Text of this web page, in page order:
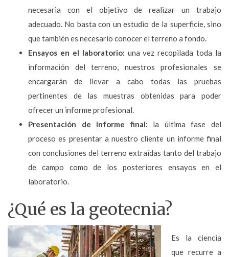
necesaria con el objetivo de realizar un trabajo
adecuado. No basta con un estudio de la superficie, sino
que también es necesario conocer el terreno a fondo.
Ensayos en el laboratorio: una vez recopilada toda la
información del terreno, nuestros profesionales se
encargarán de llevar a cabo todas las pruebas
pertinentes de las muestras obtenidas para poder
ofrecer un informe profesional.
Presentación de informe final: la última fase del
proceso es presentar a nuestro cliente un informe final
con conclusiones del terreno extraídas tanto del trabajo
de campo como de los posteriores ensayos en el
laboratorio.
¿Qué es la geotecnia?
Es la ciencia
que recurre a